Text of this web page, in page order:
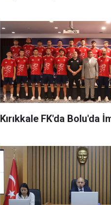
Kırıkkale FK'da Bolu'da